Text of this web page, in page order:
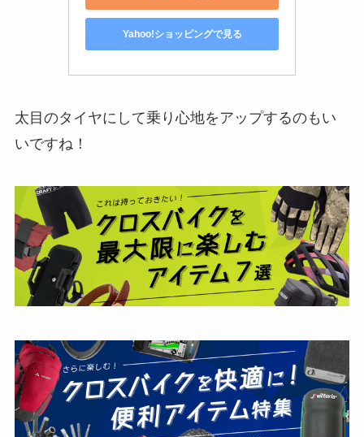
Yahoo!ショッピングで見る
太目のタイヤにして乗り心地をアップするのもい
いですね！